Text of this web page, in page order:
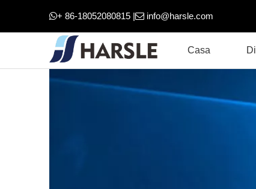
+ 86-18052080815 | info@harsle.com
Casa Di